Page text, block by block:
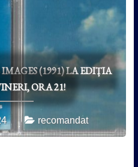
(1991) LA EDIȚIA
ORA 21!
recomandat